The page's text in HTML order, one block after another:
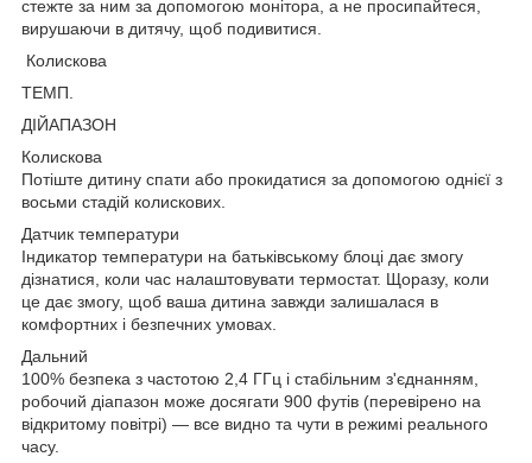
стежте за ним за допомогою монітора, а не просипайтеся,
вирушаючи в дитячу, щоб подивитися.
Колискова
ТЕМП.
ДІЙАПАЗОН
Колискова
Потіште дитину спати або прокидатися за допомогою однієї з
восьми стадій колискових.
Датчик температури
Індикатор температури на батьківському блоці дає змогу
дізнатися, коли час налаштовувати термостат. Щоразу, коли
це дає змогу, щоб ваша дитина завжди залишалася в
комфортних і безпечних умовах.
Дальний
100% безпека з частотою 2,4 ГГц і стабільним з'єднанням,
робочий діапазон може досягати 900 футів (перевірено на
відкритому повітрі) — все видно та чути в режимі реального
часу.